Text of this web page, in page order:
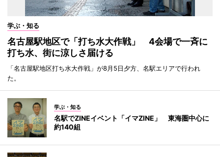
学ぶ・知る
名古屋駅地区で「打ち水大作戦」 4会場で一斉に
打ち水、街に涼しさ届ける
「名古屋駅地区打ち水大作戦」が8月5日夕方、名駅エリアで行われ
た。
学ぶ・知る
名駅でZINEイベント「イマZINE」 東海圏中心に
約140組